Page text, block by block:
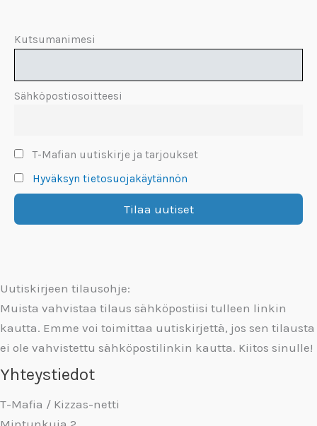
Kutsumanimesi
Sähköpostiosoitteesi
T-Mafian uutiskirje ja tarjoukset
Hyväksyn tietosuojakäytännön
Uutiskirjeen tilausohje:
Muista vahvistaa tilaus sähköpostiisi tulleen linkin
kautta. Emme voi toimittaa uutiskirjettä, jos sen tilausta
ei ole vahvistettu sähköpostilinkin kautta. Kiitos sinulle!
Yhteystiedot
T-Mafia / Kizzas-netti